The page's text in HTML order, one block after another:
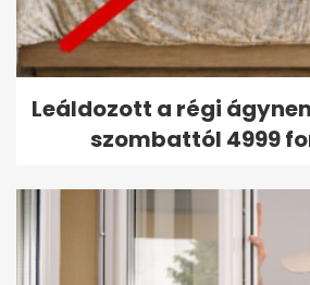
Leáldozott a régi
szombattól 4999